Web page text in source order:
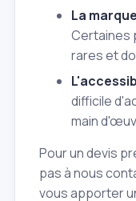
La
Certaines
rares et
difficile
main
Pour un devis
pas à nous
vous apporter